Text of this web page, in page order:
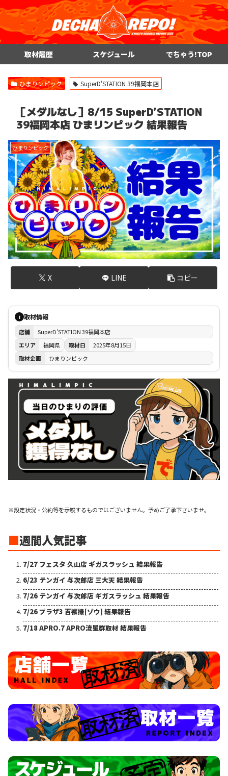
取材履歴 スケジュール でちゃう!TOP
ひまりンピック SuperD'STATION 39福岡本店
［メダルなし］8/15 SuperD’STATION
39福岡本店 ひまリンピック 結果報告
ひまりンピック
X LINE コピー
i 取材情報
店舗
SuperD'STATION 39福岡本店
エリア
福岡県 取材日
2025年8月15日
取材企画
ひまりンピック
※設定状況・公約等を示唆するものではございません。予めご了承下さいませ。
■週間人気記事
7/27 フェスタ 久山店 ギガスラッシュ 結果報告
6/23 テンガイ 与次郎店 三大天 結果報告
7/26 テンガイ 与次郎店 ギガスラッシュ 結果報告
7/26 プラザ3 百獣撮[ゾウ] 結果報告
7/18 APRO.7 APRO流星群取材 結果報告